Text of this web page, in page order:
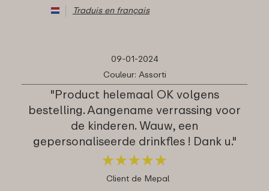
Traduis en français
09-01-2024
Couleur: Assorti
"Product helemaal OK volgens
bestelling. Aangename verrassing voor
de kinderen. Wauw, een
gepersonaliseerde drinkfles ! Dank u."
★★★★★
★★★★★
Client de Mepal